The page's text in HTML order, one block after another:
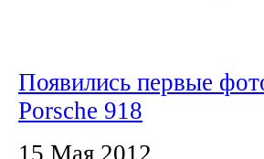
Появились первые
Porsche 918
15 Мая 2012